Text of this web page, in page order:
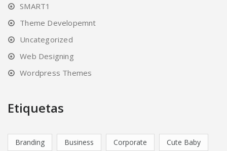
SMART1
Theme Developemnt
Uncategorized
Web Designing
Wordpress Themes
Etiquetas
Branding Business Corporate Cute Baby